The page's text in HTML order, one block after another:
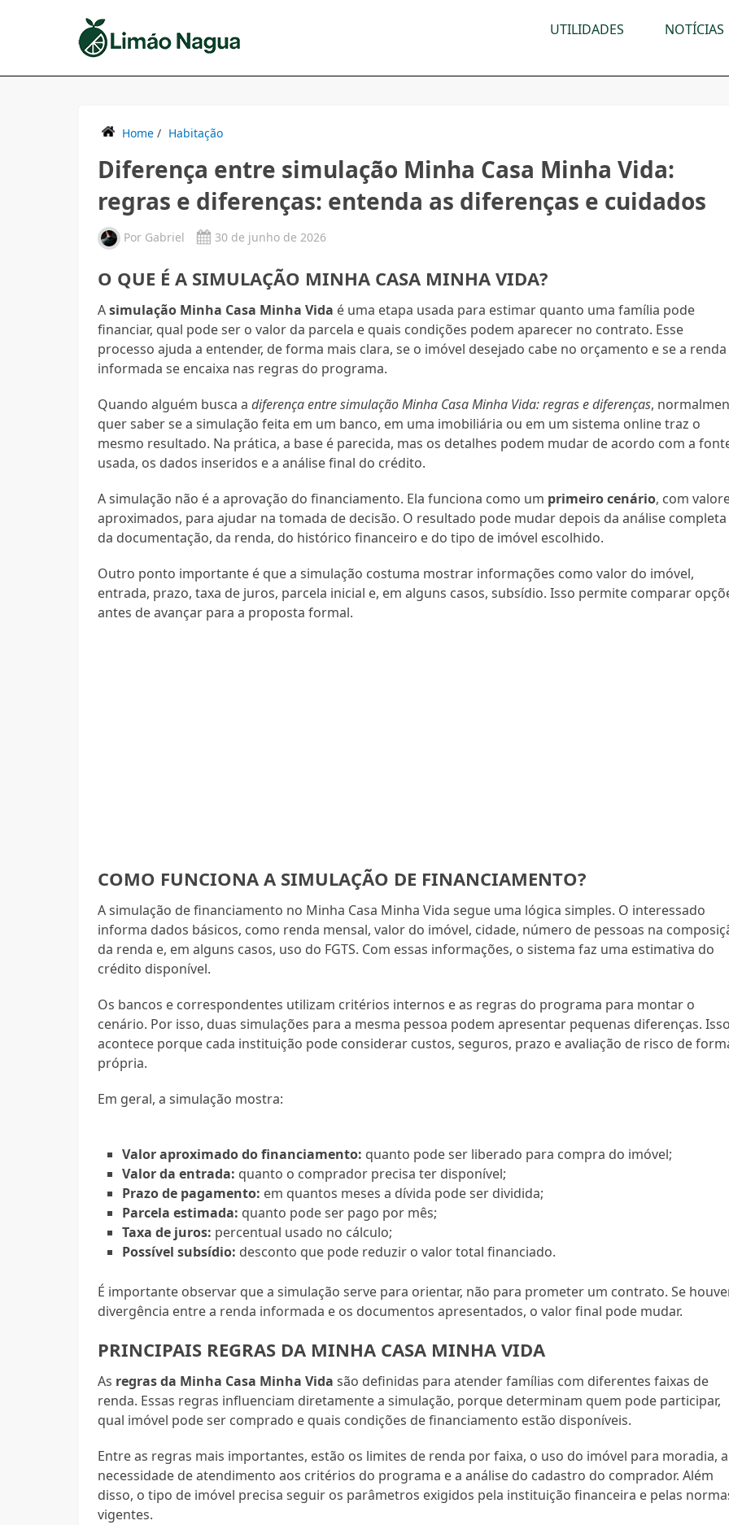
UTILIDADES NOTÍCIAS
Home / Habitação
Diferença entre simulação Minha Casa Minha Vida:
regras e diferenças: entenda as diferenças e cuidados
Por Gabriel 30 de junho de 2026
O QUE É A SIMULAÇÃO MINHA CASA MINHA VIDA?
Asimulação Minha Casa Minha Vida é uma etapa usada para estimar quanto uma família pode
financiar, qual pode ser o valor da parcela e quais condições podem aparecer no contrato. Esse
processo ajuda a entender, de forma mais clara, se o imóvel desejado cabe no orçamento e se a renda
informada se encaixa nas regras do programa.
Quando alguém busca adiferença entre simulação Minha Casa Minha Vida: regras e diferenças,
quer saber se a simulação feita em um banco, em uma imobiliária ou em um sistema online traz o
mesmo resultado. Na prática, a base é parecida, mas os detalhes podem mudar de acordo com a
usada, os dados inseridos e a análise final do crédito.
A simulação não é a aprovação do financiamento. Ela funciona como um primeiro cenário, com
aproximados, para ajudar na tomada de decisão. O resultado pode mudar depois da análise completa
da documentação, da renda, do histórico financeiro e do tipo de imóvel escolhido.
Outro ponto importante é que a simulação costuma mostrar informações como valor do imóvel,
entrada, prazo, taxa de juros, parcela inicial e, em alguns casos, subsídio. Isso permite comparar
antes de avançar para a proposta formal.
COMO FUNCIONA A SIMULAÇÃO DE FINANCIAMENTO?
A simulação de financiamento no Minha Casa Minha Vida segue uma lógica simples. O interessado
informa dados básicos, como renda mensal, valor do imóvel, cidade, número de pessoas na
da renda e, em alguns casos, uso do FGTS. Com essas informações, o sistema faz uma estimativa do
crédito disponível.
Os bancos e correspondentes utilizam critérios internos e as regras do programa para montar o
cenário. Por isso, duas simulações para a mesma pessoa podem apresentar pequenas diferenças.
acontece porque cada instituição pode considerar custos, seguros, prazo e avaliação de risco de
própria.
Em geral, a simulação mostra:
Valor aproximado do financiamento: quanto pode ser liberado para compra do imóvel;
Valor da entrada: quanto o comprador precisa ter disponível;
Prazo de pagamento: em quantos meses a dívida pode ser dividida;
Parcela estimada: quanto pode ser pago por mês;
Taxa de juros: percentual usado no cálculo;
Possível subsídio: desconto que pode reduzir o valor total financiado.
É importante observar que a simulação serve para orientar, não para prometer um contrato. Se
divergência entre a renda informada e os documentos apresentados, o valor final pode mudar.
PRINCIPAIS REGRAS DA MINHA CASA MINHA VIDA
As regras da Minha Casa Minha Vida são definidas para atender famílias com diferentes faixas de
renda. Essas regras influenciam diretamente a simulação, porque determinam quem pode participar,
qual imóvel pode ser comprado e quais condições de financiamento estão disponíveis.
Entre as regras mais importantes, estão os limites de renda por faixa, o uso do imóvel para moradia, a
necessidade de atendimento aos critérios do programa e a análise do cadastro do comprador. Além
disso, o tipo de imóvel precisa seguir os parâmetros exigidos pela instituição financeira e pelas
vigentes.